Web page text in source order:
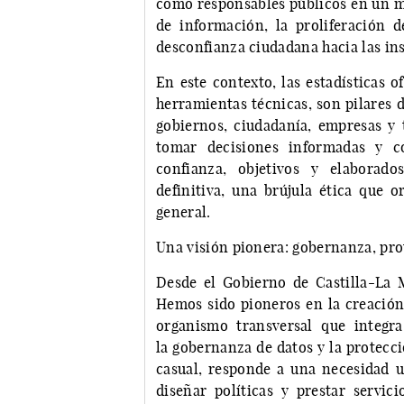
como responsables públicos en un
de información, la proliferación
desconfianza ciudadana hacia las
En este contexto, las estadísticas
herramientas técnicas, son pilares
gobiernos, ciudadanía, empresas
tomar decisiones informadas y
confianza, objetivos y
definitiva, una brújula ética que
general.
Una visión pionera: gobernanza,
Desde el Gobierno de Castilla-La
Hemos sido pioneros en la
organismo transversal que
la gobernanza de datos y la
casual, responde a una
diseñar políticas y prestar